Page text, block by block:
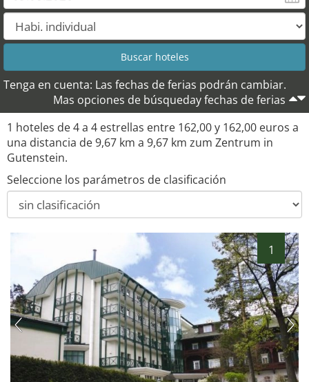
Tenga en cuenta: Las fechas de ferias podrán cambiar.
Mas opciones de búsqueday fechas de ferias
1 hoteles de 4 a 4 estrellas entre 162,00 y 162,00 euros a
una distancia de 9,67 km a 9,67 km zum Zentrum in
Gutenstein.
Seleccione los parámetros de clasificación
1